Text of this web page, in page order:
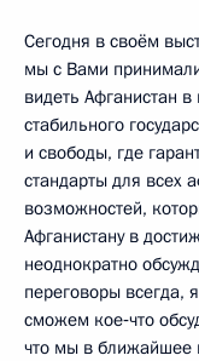
Сегодня в своём
мы с Вами
видеть Афганистан
стабильного
и свободы, где
стандарты для всех
возможностей,
Афганистану в
неоднократно
переговоры всегда,
сможем кое‑что
что мы в